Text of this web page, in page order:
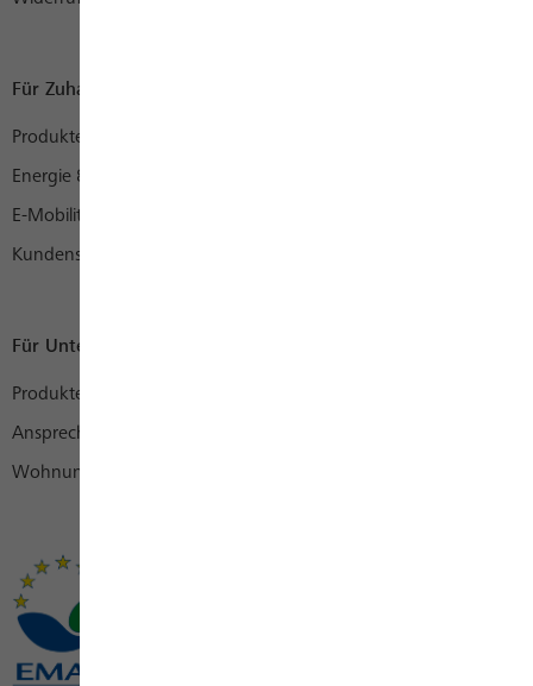
Für Zuhause
Produkte
Energie & mehr
E-Mobility
Kundenservice
Für Unternehmen
Produkte
Ansprechpartner
Wohnungswirtschaft